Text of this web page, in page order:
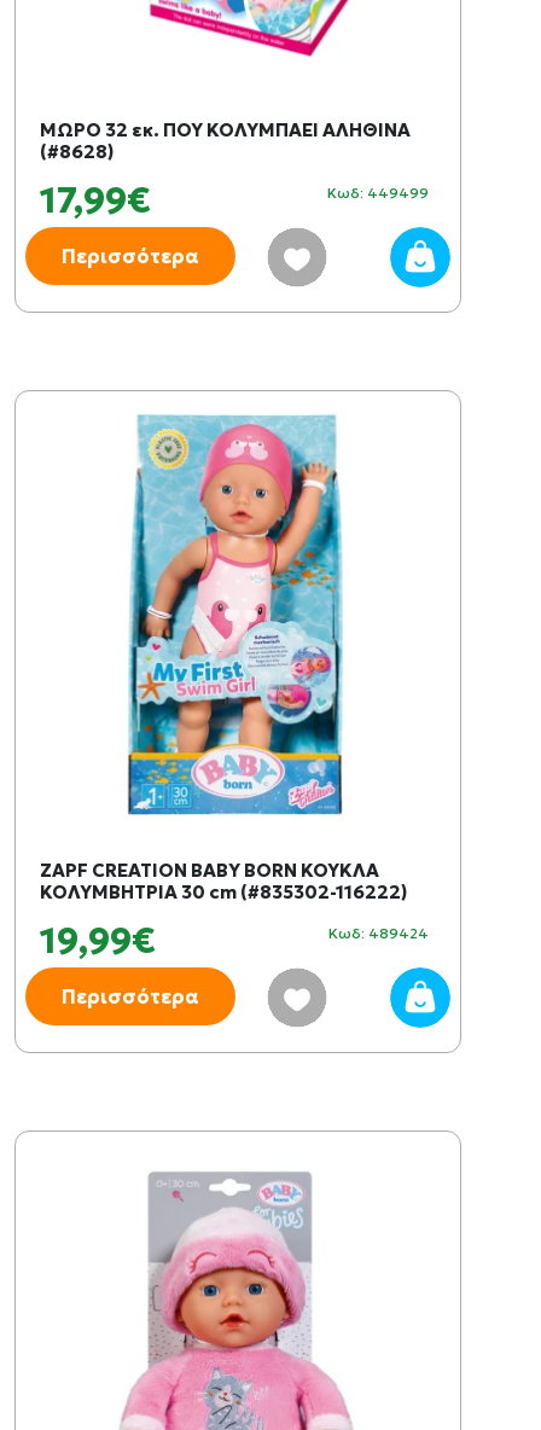
ΜΩΡΟ 32 εκ. ΠΟΥ ΚΟΛΥΜΠΑΕΙ ΑΛΗΘΙΝΑ
(#8628)
17,99€ Κωδ: 449499
Περισσότερα
ZAPF CREATION BABY BORN ΚΟΥΚΛΑ
ΚΟΛΥΜΒΗΤΡΙΑ 30 cm (#835302-116222)
19,99€ Κωδ: 489424
Περισσότερα